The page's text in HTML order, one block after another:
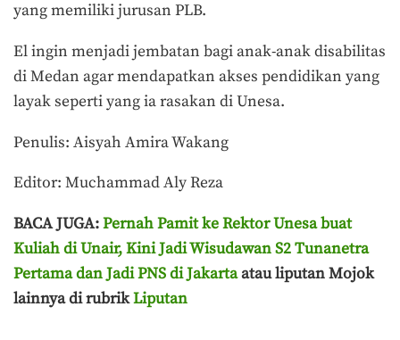
yang memiliki jurusan PLB.
El ingin menjadi jembatan bagi anak-anak disabilitas
di Medan agar mendapatkan akses pendidikan yang
layak seperti yang ia rasakan di Unesa.
Penulis: Aisyah Amira Wakang
Editor: Muchammad Aly Reza
BACA JUGA:Pernah Pamit ke Rektor Unesa buat
Kuliah di Unair, Kini Jadi Wisudawan S2 Tunanetra
Pertama dan Jadi PNS di Jakartaatau liputan Mojok
lainnya di rubrikLiputan